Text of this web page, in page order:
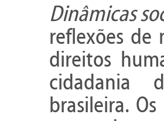
Dinâmicas
reflexões de
direitos
cidadania
brasileira.